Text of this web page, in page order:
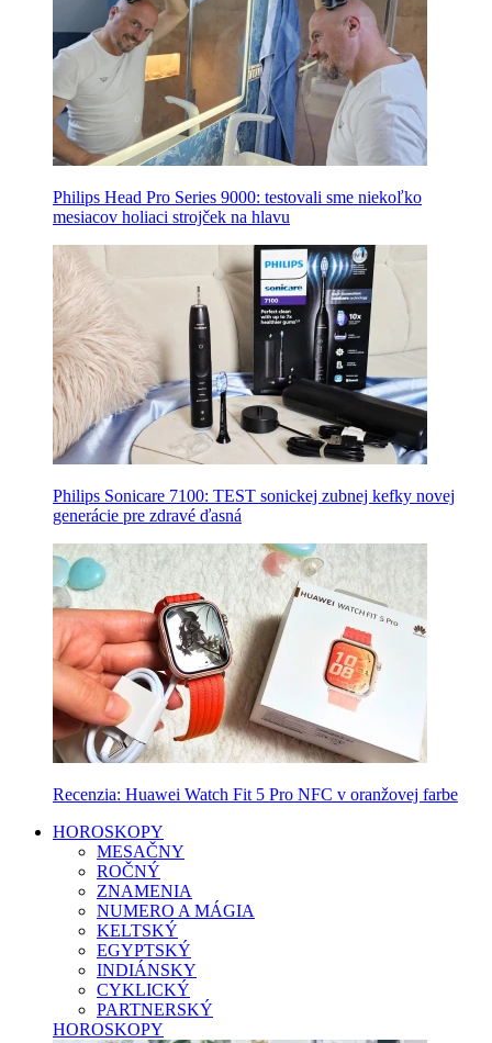
Philips Head Pro Series 9000: testovali sme niekoľko
mesiacov holiaci strojček na hlavu
Philips Sonicare 7100: TEST sonickej zubnej kefky novej
generácie pre zdravé ďasná
Recenzia: Huawei Watch Fit 5 Pro NFC v oranžovej farbe
HOROSKOPY
MESAČNY
ROČNÝ
ZNAMENIA
NUMERO A MÁGIA
KELTSKÝ
EGYPTSKÝ
INDIÁNSKY
CYKLICKÝ
PARTNERSKÝ
HOROSKOPY